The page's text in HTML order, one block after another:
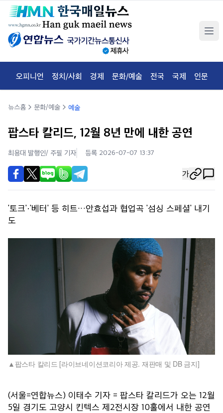
오피니언 정치/사회 경제 문화/예술 전국 국제 인문
뉴스홈 문화/예술 예술
팝스타 칼리드, 12월 8년 만에 내한 공연
최용대 발행인/ 주필 기자 등록 2026-07-07 13:37
가
'토크'·'베터' 등 히트…안효섭과 협업곡 '섬싱 스페셜' 내기
도
팝스타 칼리드 [라이브네이션코리아 제공. 재판매 및 DB 금지]
(서울=연합뉴스) 이태수 기자 = 팝스타 칼리드가 오는 12월
5일 경기도 고양시 킨텍스 제2전시장 10홀에서 내한 공연